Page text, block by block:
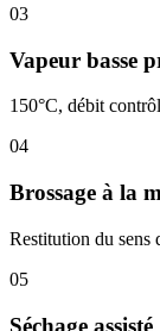
03
Vapeur basse
150°C, débit
04
Brossage à la
Restitution du sens
05
Séchage assisté